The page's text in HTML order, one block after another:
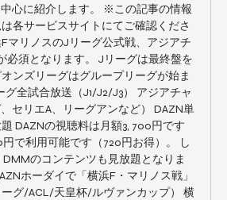
心に紹介します。 ※この記事の情報
各サービスサイトにてご確認くださ
マリノスのJリーグ公式戦、アジアチ
必須となります。 Jリーグは最終盤を
ンズリーグはグループリーグが始ま
全試合放送（J1/J2/J3） アジアチャ
セリエA、リーグアンなど） DAZN単
DAZNの視聴料は月額3, 700円です
で利用可能です（720円お得）。 し
のコンテンツも見放題となりま
ホーダイで「横浜F・マリノス戦」
グ/ACL/天皇杯/ルヴァンカップ） 横